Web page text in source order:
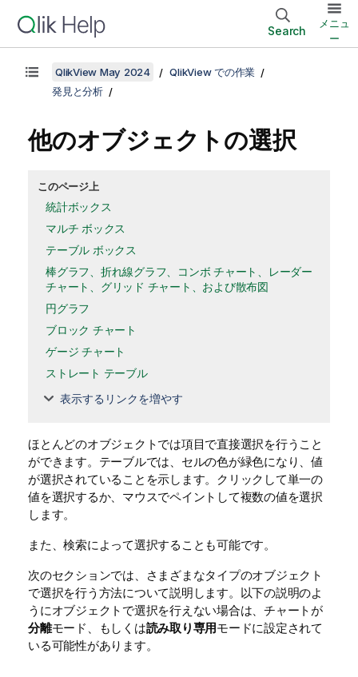
Search
メニュ
ー
QlikView May 2024
QlikView での作業
発見と分析
他のオブジェクトの選択
このページ上
統計ボックス
マルチ ボックス
テーブル ボックス
棒グラフ、折れ線グラフ、コンボ チャート、レーダー
チャート、グリッド チャート、および散布図
円グラフ
ブロック チャート
ゲージ チャート
ストレート テーブル
表示するリンクを増やす
ほとんどのオブジェクトでは項目で直接選択を行うこと
ができます。テーブルでは、セルの色が緑色になり、値
が選択されていることを示します。クリックして単一の
値を選択するか、マウスでペイントして複数の値を選択
します。
また、検索によって選択することも可能です。
次のセクションでは、さまざまなタイプのオブジェクト
で選択を行う方法について説明します。以下の説明のよ
うにオブジェクトで選択を行えない場合は、チャートが
分離モード、もしくは読み取り専用モードに設定されて
いる可能性があります。